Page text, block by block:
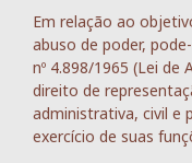
Em relação ao
abuso de poder,
nº 4.898/1965 (Lei de
direito de
administrativa, civil e
exercício de suas